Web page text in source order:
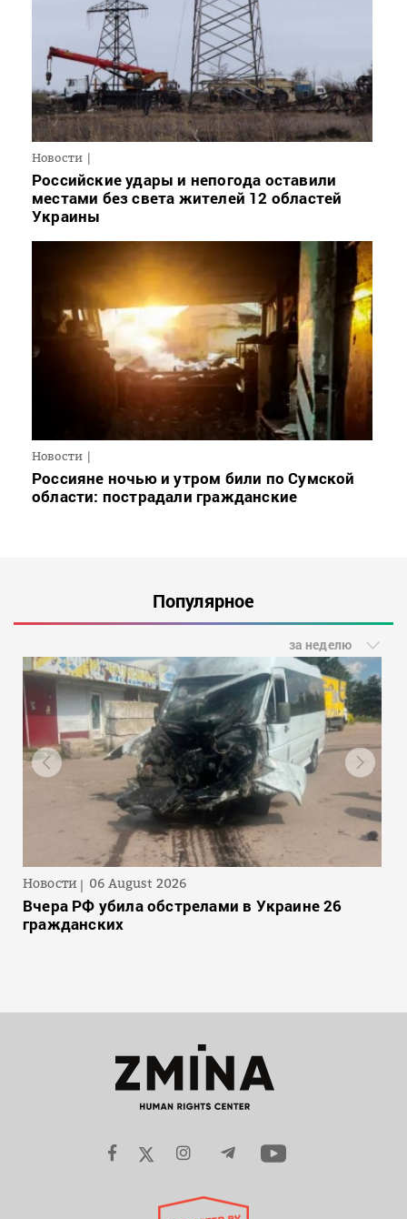
Новости
Российские удары и непогода оставили
местами без света жителей 12 областей
Украины
Новости
Россияне ночью и утром били по Сумской
области: пострадали гражданские
Популярное
за неделю
Новости 06 August 2026
Вчера РФ убила обстрелами в Украине 26
гражданских